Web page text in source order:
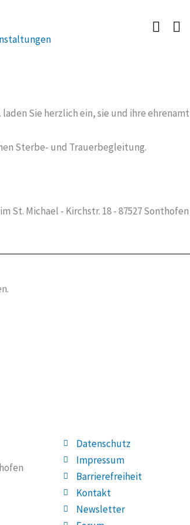
Sie herzlich ein, sie und ihre
Sterbe- und Trauerbegleitung.
St. Michael - Kirchstr. 18 - 87527 Sonthofen
Datenschutz
Impressum
Barrierefreiheit
Kontakt
Newsletter